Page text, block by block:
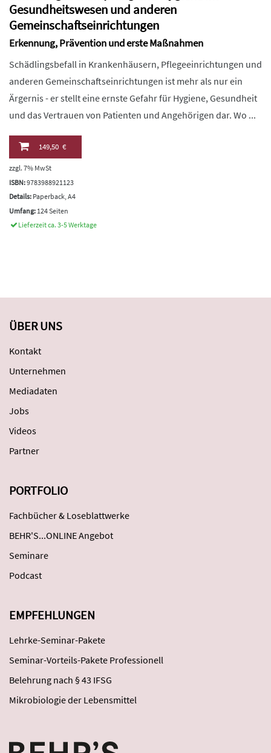
Gesundheitswesen und anderen
Gemeinschaftseinrichtungen
Erkennung, Prävention und erste Maßnahmen
Schädlingsbefall in Krankenhäusern, Pflegeeinrichtungen und
anderen Gemeinschaftseinrichtungen ist mehr als nur ein
Ärgernis - er stellt eine ernste Gefahr für Hygiene, Gesundheit
und das Vertrauen von Patienten und Angehörigen dar. Wo ...
149,50 €
zzgl. 7% MwSt
ISBN:9783988921123
Details: Paperback, A4
Umfang: 124 Seiten
Lieferzeit ca. 3-5 Werktage
ÜBER UNS
Kontakt
Unternehmen
Mediadaten
Jobs
Videos
Partner
PORTFOLIO
Fachbücher & Loseblattwerke
BEHR'S...ONLINE Angebot
Seminare
Podcast
EMPFEHLUNGEN
Lehrke-Seminar-Pakete
Seminar-Vorteils-Pakete Professionell
Belehrung nach § 43 IFSG
Mikrobiologie der Lebensmittel